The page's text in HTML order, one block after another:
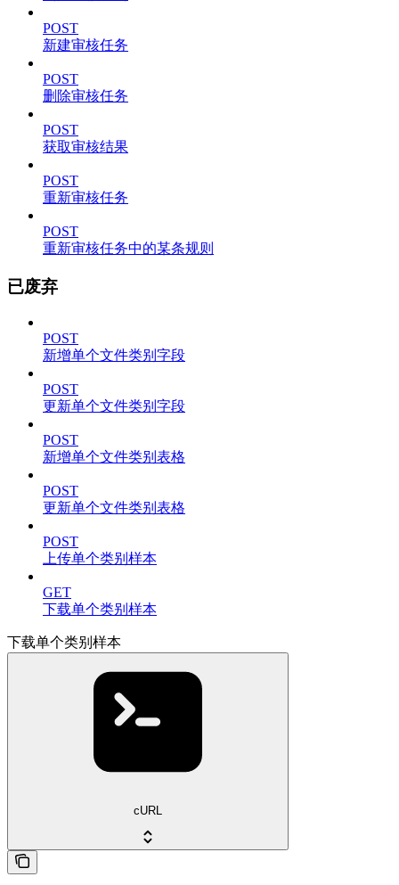
POST
新建审核任务
POST
删除审核任务
POST
获取审核结果
POST
重新审核任务
POST
重新审核任务中的某条规则
已废弃
POST
新增单个文件类别字段
POST
更新单个文件类别字段
POST
新增单个文件类别表格
POST
更新单个文件类别表格
POST
上传单个类别样本
GET
下载单个类别样本
下载单个类别样本
cURL